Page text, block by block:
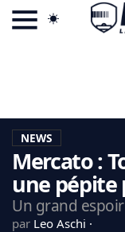
LA CHARTE
VIE PRIVÉE
CGU
CONTACTEZ-
NEWS
Mercato :
une pépite
Un grand
par Leo Aschi